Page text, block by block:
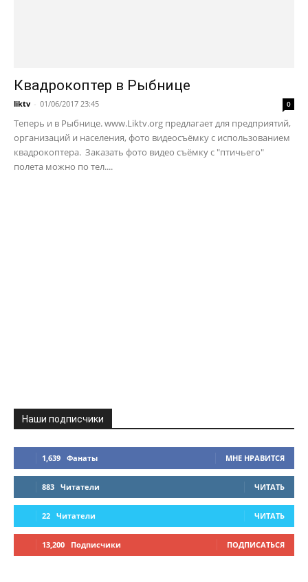
Квадрокоптер в Рыбнице
liktv - 01/06/2017 23:45 0
Теперь и в Рыбнице. www.Liktv.org предлагает для предприятий,
организаций и населения, фото видеосъёмку с использованием
квадрокоптера. Заказать фото видео съёмку с "птичьего"
полета можно по тел....
Наши подписчики
1,639 Фанаты МНЕ НРАВИТСЯ
883 Читатели ЧИТАТЬ
22 Читатели ЧИТАТЬ
13,200 Подписчики ПОДПИСАТЬСЯ